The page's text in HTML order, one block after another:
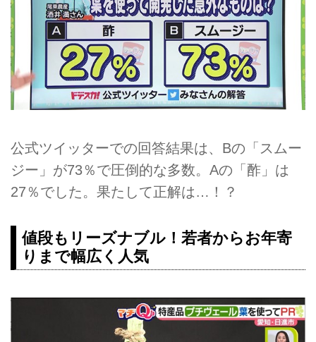
公式ツイッターでの回答結果は、Bの「スムー
ジー」が73％で圧倒的な多数。Aの「酢」は
27％でした。果たして正解は…！？
値段もリーズナブル！若者からお年寄
りまで幅広く人気